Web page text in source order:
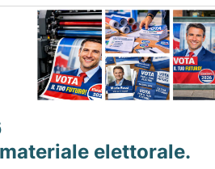
0
in
your
cart
elettorale.